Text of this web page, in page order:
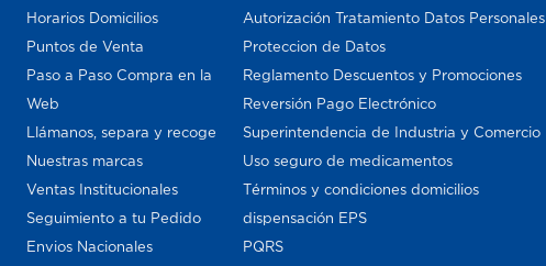
Horarios Domicilios
Puntos de Venta
Paso a Paso Compra en la
Web
Llámanos, separa y recoge
Nuestras marcas
Ventas Institucionales
Seguimiento a tu Pedido
Envios Nacionales
Autorización Tratamiento Datos Personales
Proteccion de Datos
Reglamento Descuentos y Promociones
Reversión Pago Electrónico
Superintendencia de Industria y Comercio
Uso seguro de medicamentos
Términos y condiciones domicilios
dispensación EPS
PQRS